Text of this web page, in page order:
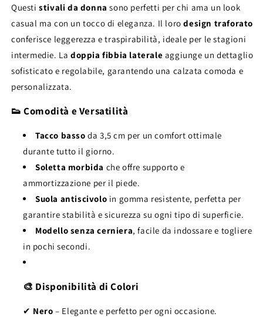
Questistivali da donna sono perfetti per chi ama un look
casual ma con un tocco di eleganza. Il lorodesign traforato
conferisce leggerezza e traspirabilità, ideale per le stagioni
intermedie. La doppia fibbia laterale aggiunge un dettaglio
sofisticato e regolabile, garantendo una calzata comoda e
personalizzata.
👟 Comodità e Versatilità
Tacco basso da 3,5 cm per un comfort ottimale
durante tutto il giorno.
Soletta morbida che offre supporto e
ammortizzazione per il piede.
Suola antiscivolo in gomma resistente, perfetta per
garantire stabilità e sicurezza su ogni tipo di superficie.
Modello senza cerniera, facile da indossare e togliere
in pochi secondi.
🎨 Disponibilità di Colori
✔ Nero – Elegante e perfetto per ogni occasione.